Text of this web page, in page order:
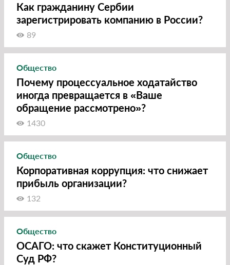
Как гражданину Сербии
зарегистрировать компанию в России?
89
Общество
Почему процессуальное ходатайство
иногда превращается в «Ваше
обращение рассмотрено»?
1430
Общество
Корпоративная коррупция: что снижает
прибыль организации?
132
Общество
ОСАГО: что скажет Конституционный
Суд РФ?